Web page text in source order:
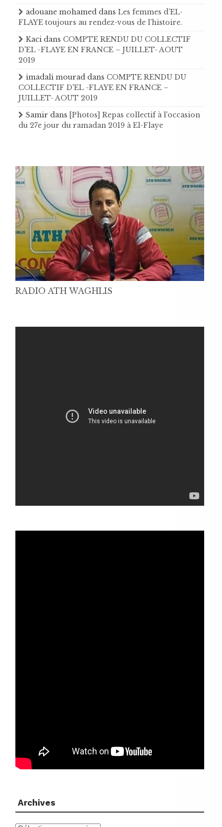
adouane mohamed dans Les femmes d’EL-
FLAYE toujours au rendez-vous de l’histoire .
Kaci dans COMPTE RENDU DU COLLECTIF
D'EL -FLAYE EN FRANCE – JUILLET- AOUT
2019
imadali mourad dans COMPTE RENDU DU
COLLECTIF D'EL -FLAYE EN FRANCE –
JUILLET- AOUT 2019
Samir dans [Photos] Repas collectif à l'occasion
du 27e jour du ramadan 2019 à El-Flaye
RADIO ATH WAGHLIS
Archives